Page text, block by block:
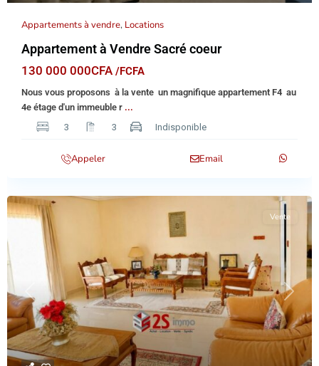
Appartements à vendre, Locations
Appartement à Vendre Sacré coeur
130 000 000CFA /FCFA
Nous vous proposons à la vente un magnifique appartement F4 au
4e étage d'un immeuble r ...
3
3 Indisponible
Appeler Email
Previous Next
Vente